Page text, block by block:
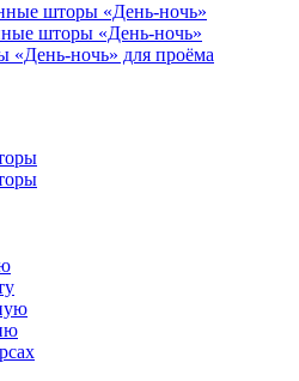
шторы «День-ночь»
шторы «День-ночь»
«День-ночь» для проёма